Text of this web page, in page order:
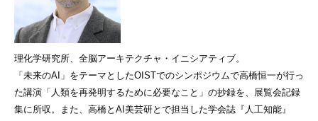
理化学研究所、全脳アーキテクチャ・イニシアティブ。
「未来のAI」をテーマとしたOISTでのシンポジウムで高橋恒一が行っ
た講演「人類を再発明するために必要なこと」の抄録を、展覧会記録
集に所収。また、高橋とAI美芸研とで担当した学会誌『人工知能』